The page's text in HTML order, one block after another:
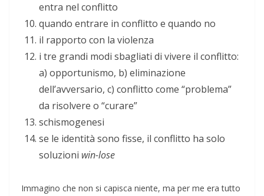
entra nel conflitto
quando entrare in conflitto e quando no
il rapporto con la violenza
i tre grandi modi sbagliati di vivere il conflitto:
a) opportunismo, b) eliminazione
dell’avversario, c) conflitto come “problema”
da risolvere o “curare”
schismogenesi
se le identità sono fisse, il conflitto ha solo
soluzioni win-lose
Immagino che non si capisca niente, ma per me era tutto